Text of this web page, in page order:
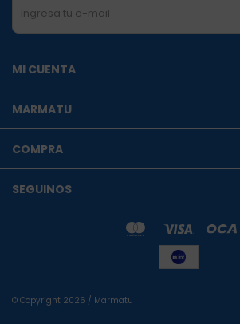
MI CUENTA
MARMATU
COMPRA
SEGUINOS
© Copyright 2026 / Marmatu